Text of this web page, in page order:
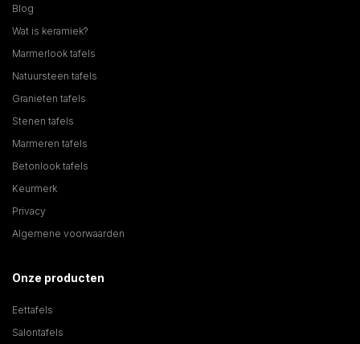
Blog
Wat is keramiek?
Marmerlook tafels
Natuursteen tafels
Granieten tafels
Stenen tafels
Marmeren tafels
Betonlook tafels
Keurmerk
Privacy
Algemene voorwaarden
Onze producten
Eettafels
Salontafels